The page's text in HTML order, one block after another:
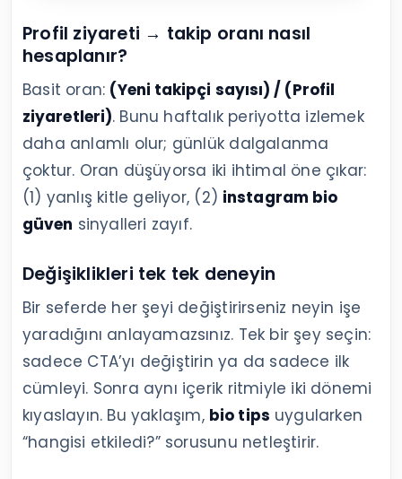
Profil ziyareti → takip oranı nasıl
hesaplanır?
Basit oran: (Yeni takipçi sayısı) / (Profil
ziyaretleri). Bunu haftalık periyotta izlemek
daha anlamlı olur; günlük dalgalanma
çoktur. Oran düşüyorsa iki ihtimal öne çıkar:
(1) yanlış kitle geliyor, (2) instagram bio
güven sinyalleri zayıf.
Değişiklikleri tek tek deneyin
Bir seferde her şeyi değiştirirseniz neyin işe
yaradığını anlayamazsınız. Tek bir şey seçin:
sadece CTA’yı değiştirin ya da sadece ilk
cümleyi. Sonra aynı içerik ritmiyle iki dönemi
kıyaslayın. Bu yaklaşım, bio tips uygularken
“hangisi etkiledi?” sorusunu netleştirir.